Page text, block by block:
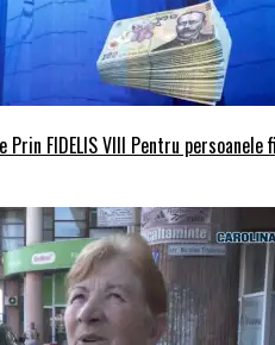
FIDELIS VIII Pentru